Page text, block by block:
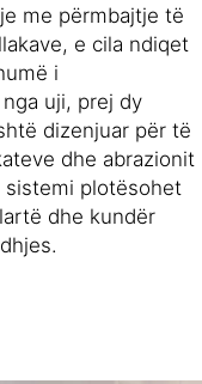
me përmbajtje të
e cila ndiqet
i
uji, prej dy
dizenjuar për të
dhe abrazionit
sistemi plotësohet
dhe kundër